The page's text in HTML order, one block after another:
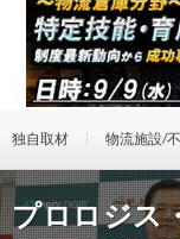
独自取材 物流施設/
プロロジス